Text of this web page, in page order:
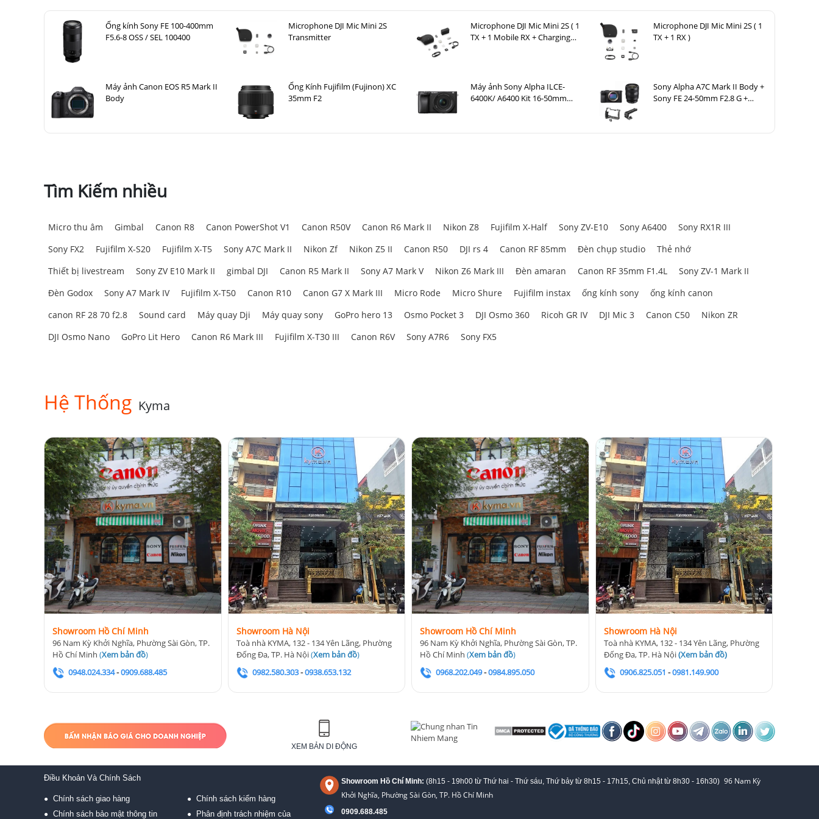
Ống kính Sony FE 100-400mm
F5.6-8 OSS / SEL 100400
Microphone DJI Mic Mini 2S
Transmitter
Microphone DJI Mic Mini 2S ( 1
TX + 1 Mobile RX + Charging
Microphone DJI Mic Mini 2S ( 1
TX + 1 RX )
Máy ảnh Canon EOS R5 Mark II
Body
Ống Kính Fujifilm (Fujinon) XC
35mm F2
Máy ảnh Sony Alpha ILCE-
6400K/ A6400 Kit 16-50mm
Sony Alpha A7C Mark II Body +
Sony FE 24-50mm F2.8 G +
3766
Tìm Kiếm nhiều
Micro thu âm Gimbal Canon R8 Canon PowerShot V1 Canon R50V Canon R6 Mark II Nikon Z8 Fujifilm X-Half Sony ZV-E10 Sony A6400
Sony RX1R III
Sony FX2
Fujifilm X-S20 Fujifilm X-T5 Sony A7C Mark II Nikon Zf Nikon Z5 II Canon R50 DJI rs 4 Canon RF 85mm Đèn chụp studio
Thẻ nhớ
Thiết bị livestream
Sony ZV E10 Mark II gimbal DJI Canon R5 Mark II Sony A7 Mark V Nikon Z6 Mark III Đèn amaran Canon RF 35mm F1.4L
Sony ZV-1 Mark II
Đèn Godox
Sony A7 Mark IV Fujifilm X-T50 Canon R10 Canon G7 X Mark III Micro Rode Micro Shure Fujifilm instax ống kính sony
ống kính canon
canon RF 28 70 f2.8
Sound card Máy quay Dji Máy quay sony GoPro hero 13 Osmo Pocket 3 DJI Osmo 360 Ricoh GR IV DJI Mic 3 Canon C50
Nikon ZR
DJI Osmo Nano
GoPro Lit Hero Canon R6 Mark III Fujifilm X-T30 III Canon R6V Sony A7R6 Sony FX5
Hệ Thống Kyma
Showroom Hồ Chí Minh
96 Nam Kỳ Khởi Nghĩa, Phường Sài Gòn, TP.
Hồ Chí Minh (Xem bản đồ)
0948.024.334-0909.688.485
Showroom Hà Nội
Toà nhà KYMA, 132 - 134 Yên Lãng, Phường
Đống Đa, TP. Hà Nội(Xem bản đồ)
0982.580.303-0938.653.132
Showroom Hồ Chí Minh
96 Nam Kỳ Khởi Nghĩa, Phường Sài Gòn, TP.
Hồ Chí Minh(Xem bản đồ)
0968.202.049-0984.895.050
Showroom Hà Nội
Toà nhà KYMA, 132 - 134 Yên Lãng, Phường
Đống Đa, TP. Hà Nội(Xem bản đồ)
0906.825.051 -0981.149.900
XEM BẢN DI ĐỘNG
Điều Khoản Và Chính Sách
● Chính sách giao hàng
● Chính sách bảo mật thông tin
● Chính sách kiểm hàng
● Phân định trách nhiệm của
Showroom Hồ Chí Minh: (8h15 - 19h00 từ Thứ hai - Thứ sáu, Thứ bảy từ 8h15 - 17h15, Chủ nhật từ 8h30 - 16h30) 96 Nam Kỳ
Khởi Nghĩa, Phường Sài Gòn, TP. Hồ Chí Minh
0909.688.485